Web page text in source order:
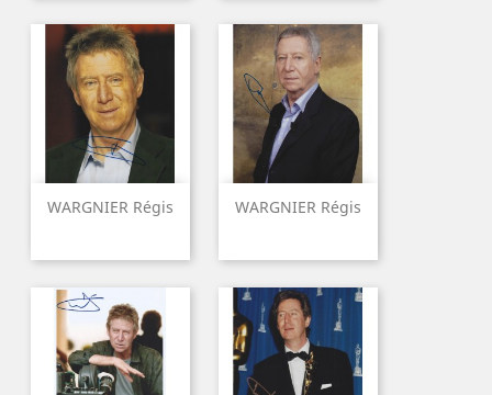
WARGNIER Régis WARGNIER Régis